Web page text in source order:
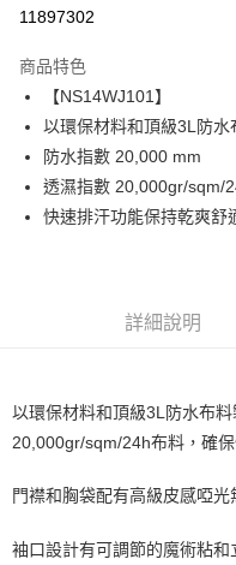
街口支付
悠遊付
ATM付款
7-11超取(2000以上免運)
每筆NT$100，滿NT$2,000(
11897302
商品特色
【NS14WJ101】
以環保材料和頂級3L防水
防水指數 20,000 mm
透濕指數 20,000gr/sqm/
快速排汗功能保持乾爽舒
詳細說明
以環保材料和頂級3L防水布
20,000gr/sqm/24h布料，確
門襟和胸袋配有高級皮感啞
袖口設計有可調節的魔術粘和